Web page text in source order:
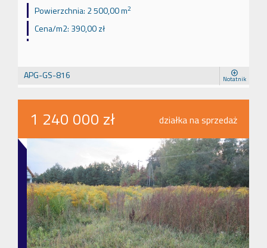
Powierzchnia: 2 500,00 m2
Cena/m2: 390,00 zł
APG-GS-816 Notatnik
1 240 000 zł działka na sprzedaż